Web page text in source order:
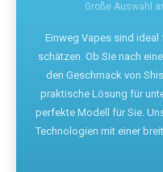
Große Auswahl
Einweg Vapes sind
schätzen. Ob Sie nach
den Geschmack von
praktische Lösung für
perfekte Modell für Sie.
Technologien mit einer